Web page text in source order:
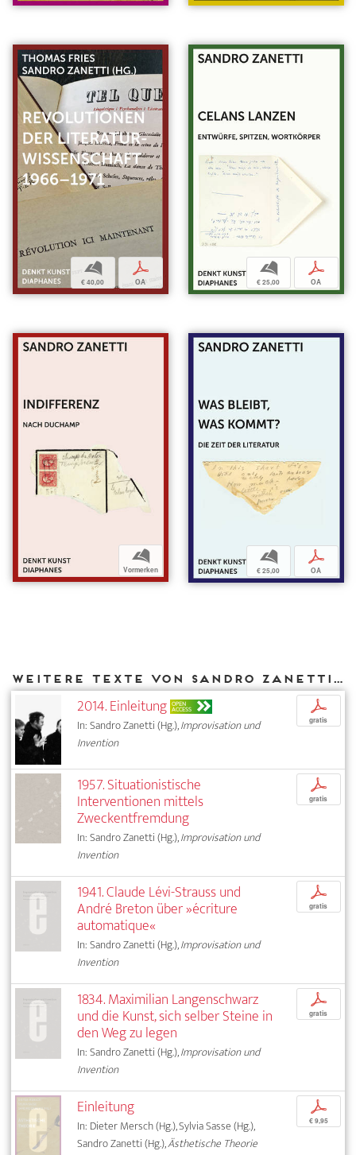
b
€ 40,00
p
OA
b
€ 25,00
p
OA
b
Vormerken
b
€ 25,00
p
OA
Weitere Texte von Sandro Zanetti bei DIAPHANES
2014. Einleitung OPEN
ACCESS
In: Sandro Zanetti (Hg.),Improvisation und
Invention
p
gratis
1957. Situationistische
Interventionen mittels
Zweckentfremdung
In: Sandro Zanetti (Hg.),Improvisation und
Invention
p
gratis
1941. Claude Lévi-Strauss und
André Breton über »écriture
automatique«
In: Sandro Zanetti (Hg.),Improvisation und
Invention
p
gratis
1834. Maximilian Langenschwarz
und die Kunst, sich selber Steine in
den Weg zu legen
In: Sandro Zanetti (Hg.),Improvisation und
Invention
p
gratis
Einleitung
In: Dieter Mersch (Hg.), Sylvia Sasse (Hg.),
Sandro Zanetti (Hg.),Ästhetische Theorie
p
€ 9,95